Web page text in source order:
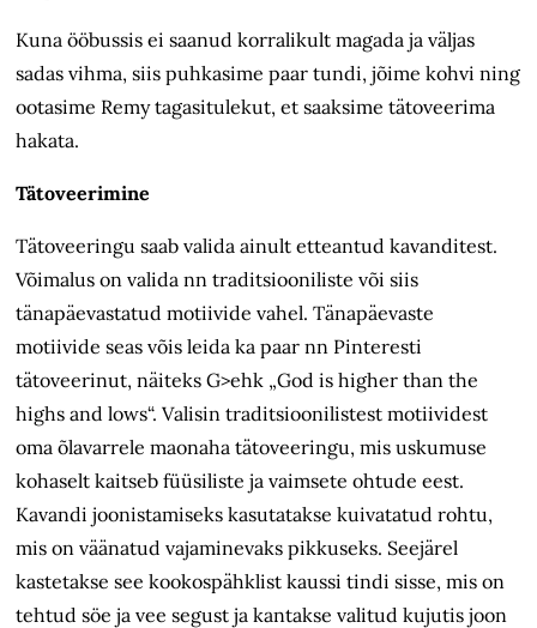
Kuna ööbussis ei saanud korralikult magada ja väljas
sadas vihma, siis puhkasime paar tundi, jõime kohvi ning
ootasime Remy tagasitulekut, et saaksime tätoveerima
hakata.
Tätoveerimine
Tätoveeringu saab valida ainult etteantud kavanditest.
Võimalus on valida nn traditsiooniliste või siis
tänapäevastatud motiivide vahel. Tänapäevaste
motiivide seas võis leida ka paar nn Pinteresti
tätoveerinut, näiteks G>ehk „God is higher than the
highs and lows“. Valisin traditsioonilistest motiividest
oma õlavarrele maonaha tätoveeringu, mis uskumuse
kohaselt kaitseb füüsiliste ja vaimsete ohtude eest.
Kavandi joonistamiseks kasutatakse kuivatatud rohtu,
mis on väänatud vajaminevaks pikkuseks. Seejärel
kastetakse see kookospähklist kaussi tindi sisse, mis on
tehtud söe ja vee segust ja kantakse valitud kujutis joon